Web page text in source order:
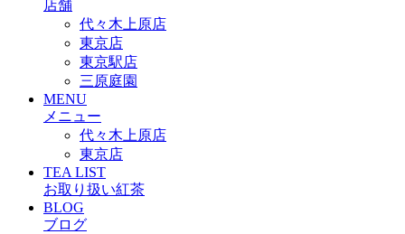
店舗
代々木上原店
東京店
東京駅店
三原庭園
MENU
メニュー
代々木上原店
東京店
TEA LIST
お取り扱い紅茶
BLOG
ブログ